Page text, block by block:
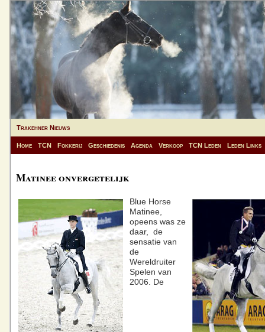
Trakehner Nieuws
Home TCN Fokkerij Geschiedenis Agenda Verkoop TCN Leden Leden Links
Matinee onvergetelijk
Blue Horse
Matinee,
opeens was ze
daar, de
sensatie van
de
Wereldruiter
Spelen van
2006. De